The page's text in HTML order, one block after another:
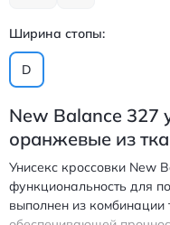
Ширина стопы:
D
New Balance 327
оранжевые из
Унисекс кроссовки New
функциональность для
выполнен из комбинации